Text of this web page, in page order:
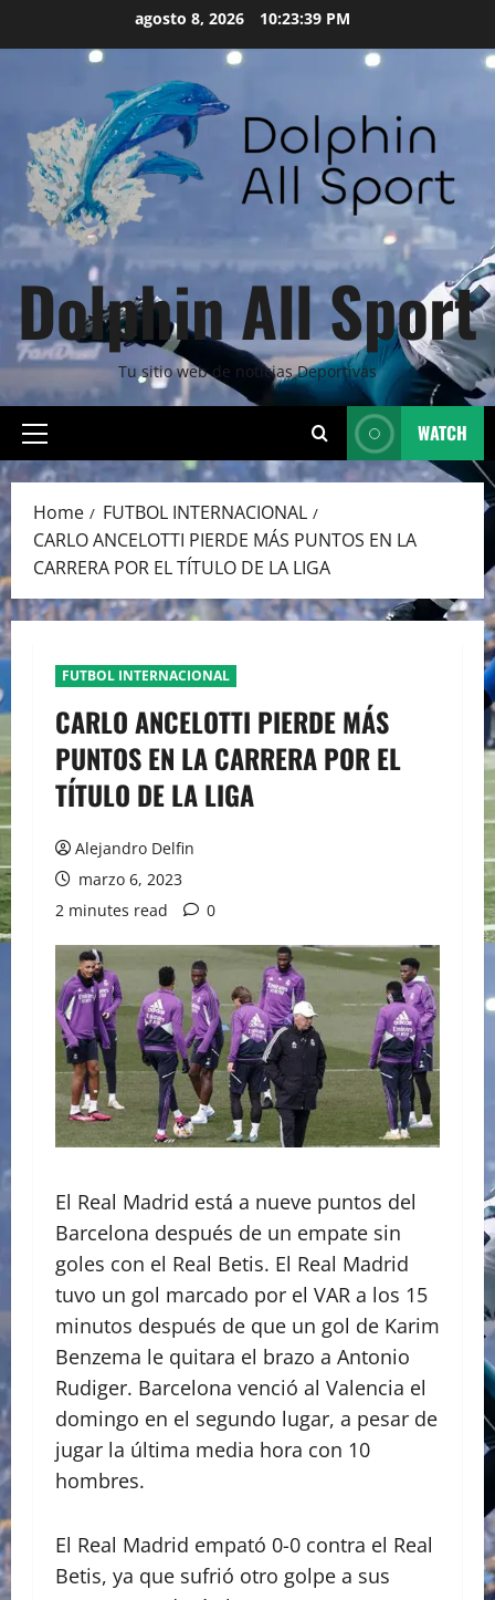
agosto 8, 2026 10:23:40 PM
Dolphin All Sport
Tu sitio web de noticias Deportivas
Primary
Menu
WATCH
Home
FUTBOL INTERNACIONAL
CARLO ANCELOTTI PIERDE MÁS PUNTOS EN LA
CARRERA POR EL TÍTULO DE LA LIGA
FUTBOL INTERNACIONAL
CARLO ANCELOTTI PIERDE MÁS
PUNTOS EN LA CARRERA POR EL
TÍTULO DE LA LIGA
Alejandro Delfin
marzo 6, 2023
2 minutes read
0
El Real Madrid está a nueve puntos del
Barcelona después de un empate sin
goles con el Real Betis. El Real Madrid
tuvo un gol marcado por el VAR a los 15
minutos después de que un gol de Karim
Benzema le quitara el brazo a Antonio
Rudiger. Barcelona venció al Valencia el
domingo en el segundo lugar, a pesar de
jugar la última media hora con 10
hombres.
El Real Madrid empató 0-0 contra el Real
Betis, ya que sufrió otro golpe a sus